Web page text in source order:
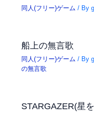
同人(フリー)ゲーム / By
船上の無言歌
同人(フリー)ゲーム / By
の無言歌
STARGAZER(星